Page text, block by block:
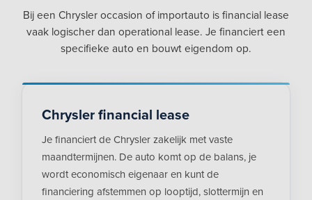
Bij een Chrysler occasion of importauto is financial lease
vaak logischer dan operational lease. Je financiert een
specifieke auto en bouwt eigendom op.
Chrysler financial lease
Je financiert de Chrysler zakelijk met vaste
maandtermijnen. De auto komt op de balans, je
wordt economisch eigenaar en kunt de
financiering afstemmen op looptijd, slottermijn en